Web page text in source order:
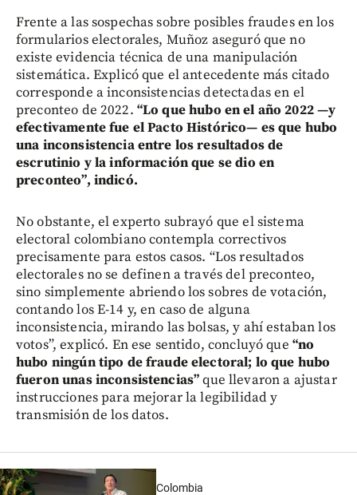
Frente a las sospechas sobre posibles fraudes en los
formularios electorales, Muñoz aseguró que no
existe evidencia técnica de una manipulación
sistemática. Explicó que el antecedente más citado
corresponde a inconsistencias detectadas en el
preconteo de 2022. “Lo que hubo en el año 2022 —y
efectivamente fue el Pacto Histórico— es que hubo
una inconsistencia entre los resultados de
escrutinio y la información que se dio en
preconteo”, indicó.
No obstante, el experto subrayó que el sistema
electoral colombiano contempla correctivos
precisamente para estos casos. “Los resultados
electorales no se definen a través del preconteo,
sino simplemente abriendo los sobres de votación,
contando los E-14 y, en caso de alguna
inconsistencia, mirando las bolsas, y ahí estaban los
votos”, explicó. En ese sentido, concluyó que “no
hubo ningún tipo de fraude electoral; lo que hubo
fueron unas inconsistencias”que llevaron a ajustar
instrucciones para mejorar la legibilidad y
transmisión de los datos.
Colombia